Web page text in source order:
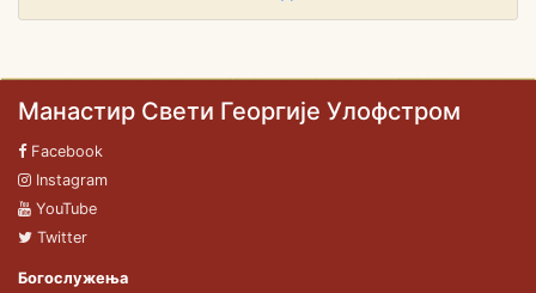
Манастир Свети Георгије Улофстром
Facebook
Instagram
YouTube
Twitter
Богослужења